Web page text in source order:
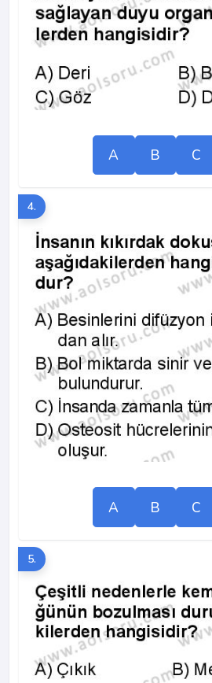
A B C
4.
A B C
5.